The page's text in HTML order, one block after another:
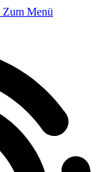
Zum Menü